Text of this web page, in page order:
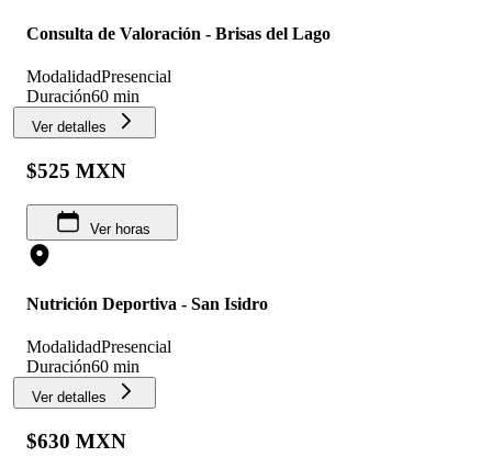
Consulta de Valoración - Brisas del Lago
ModalidadPresencial
Duración60 min
Ver detalles
$525 MXN
Ver horas
Nutrición Deportiva - San Isidro
ModalidadPresencial
Duración60 min
Ver detalles
$630 MXN